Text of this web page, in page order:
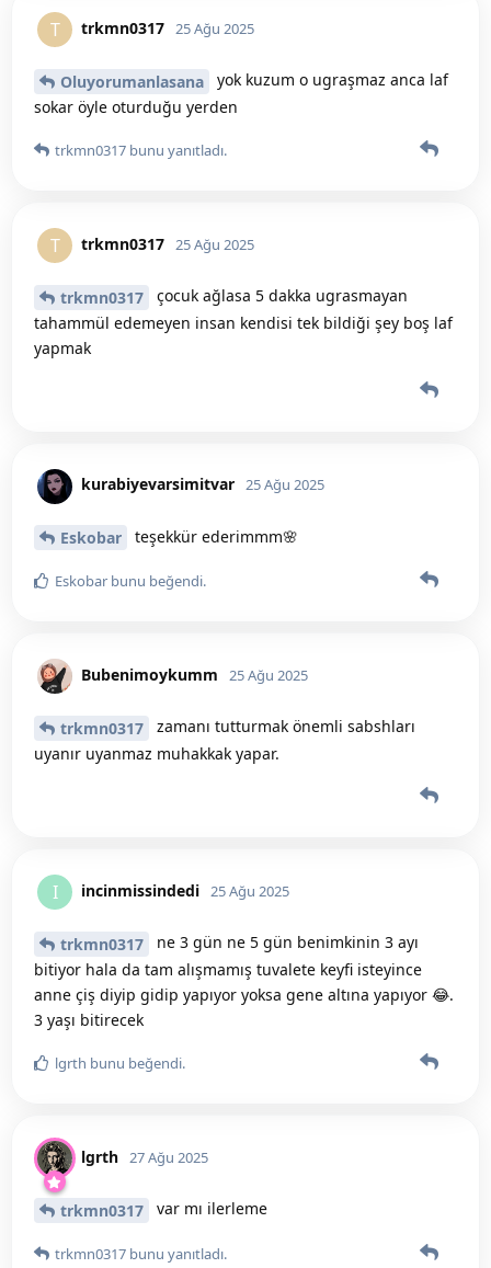
T trkmn0317 25 Ağu 2025
Oluyorumanlasana
yok kuzum o ugraşmaz anca laf
sokar öyle oturduğu yerden
trkmn0317 bunu yanıtladı.
T trkmn0317 25 Ağu 2025
trkmn0317
çocuk ağlasa 5 dakka ugrasmayan
tahammül edemeyen insan kendisi tek bildiği şey boş laf
yapmak
kurabiyevarsimitvar 25 Ağu 2025
Eskobar teşekkür ederimmm🌸
Eskobar bunu beğendi.
Bubenimoykumm 25 Ağu 2025
trkmn0317
zamanı tutturmak önemli sabshları
uyanır uyanmaz muhakkak yapar.
I incinmissindedi 25 Ağu 2025
trkmn0317
ne 3 gün ne 5 gün benimkinin 3 ayı
bitiyor hala da tam alışmamış tuvalete keyfi isteyince
anne çiş diyip gidip yapıyor yoksa gene altına yapıyor 😂.
3 yaşı bitirecek
lgrth bunu beğendi.
lgrth 27 Ağu 2025
trkmn0317 var mı ilerleme
trkmn0317 bunu yanıtladı.